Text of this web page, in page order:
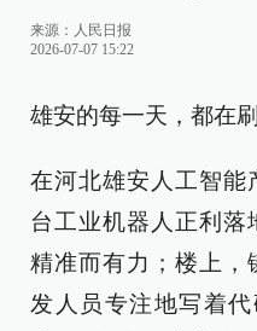
来源： 人民日报
2026-07-07 15:22
雄安的每一天，都在
在河北雄安人工智能
台工业机器人正利落
精准而有力；楼上，
发人员专注地写着